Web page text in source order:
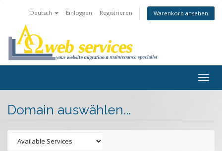
Deutsch Einloggen Registrieren Warenkorb ansehen
Domain auswählen...